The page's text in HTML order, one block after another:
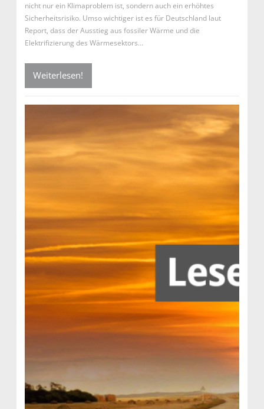
nicht nur ein Klimaproblem ist, sondern auch ein erhöhtes
Sicherheitsrisiko. Umso wichtiger ist es für Deutschland laut
Report, dass der Ausstieg aus fossiler Wärme und die
Elektrifizierung des Wärmesektors…
Weiterlesen!